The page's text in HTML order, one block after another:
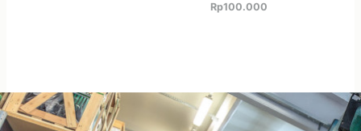
Rp100.000